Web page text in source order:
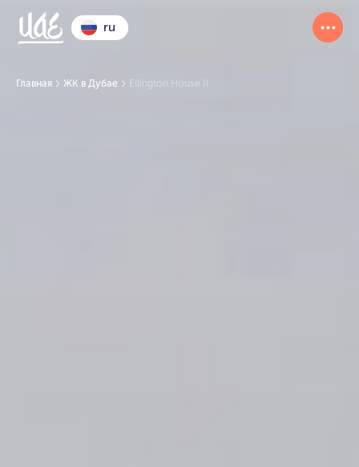
ru
Главная ЖК в Дубае Ellington House II